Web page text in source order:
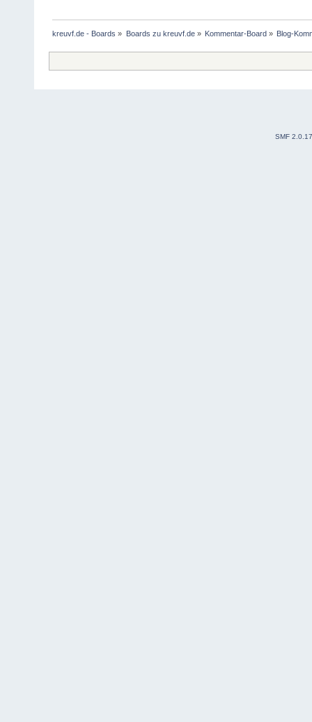
kreuvf.de - Boards » Boards zu kreuvf.de» Kommentar-Board» Blog-
SMF 2.0.17